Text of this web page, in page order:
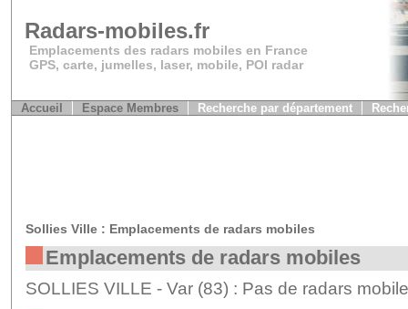
Radars-mobiles.fr
Emplacements des radars mobiles en France
GPS, carte, jumelles, laser, mobile, POI radar
Accueil Espace Membres Recherche par département
Sollies Ville : Emplacements de radars mobiles
Emplacements de radars mobiles
SOLLIES VILLE - Var (83) : Pas de radars